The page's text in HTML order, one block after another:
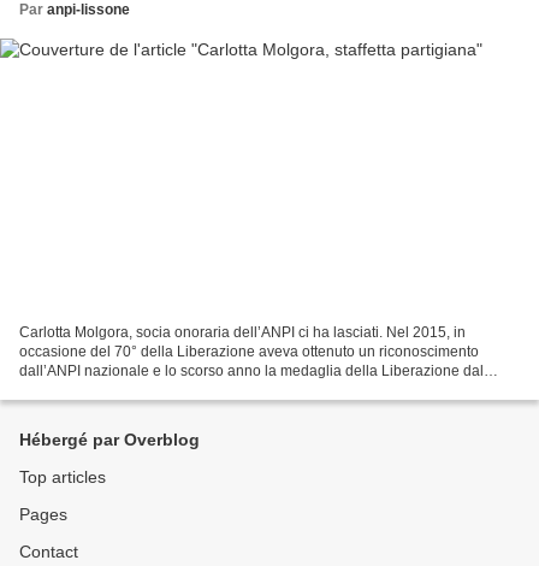
Par anpi-lissone
Carlotta Molgora, socia onoraria dell’ANPI ci ha lasciati. Nel 2015, in
occasione del 70° della Liberazione aveva ottenuto un riconoscimento
dall’ANPI nazionale e lo scorso anno la medaglia della Liberazione dal
Hébergé par Overblog
Top articles
Pages
Contact